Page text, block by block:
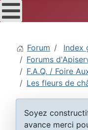
Forum
Index
Forums
F.A.Q. / Foire
Les fleurs de
Soyez
avance merci